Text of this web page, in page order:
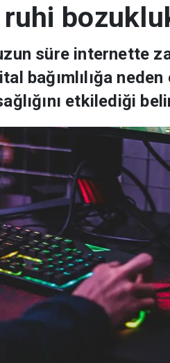
süre internette
bağımlılığa
etkilediği